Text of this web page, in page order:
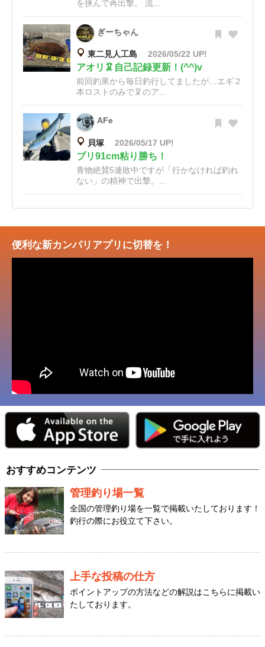
を挟んで再出撃。 流...
ぎーちゃん
東二見人工島 2026/05/22 UP!
アオリ🦑自己記録更新！(^^)v
前回釣果から毎日釣行してましたが…エギ２
本ロストのみで🦑のア...
AFe
貝塚 2026/05/17 UP!
ブリ91cm粘り勝ち！
青物絶賛5連敗中ですが「行かなければ釣れ
ない」の精神で出撃。...
便利な新カンパリアプリに切替を！
おすすめコンテンツ
管理釣り場一覧
全国の管理釣り場を一覧で掲載いたしております！
釣行の際にお役立て下さい。
上手な投稿の仕方
ポイントアップの方法などの解説はこちらに掲載い
たしております。